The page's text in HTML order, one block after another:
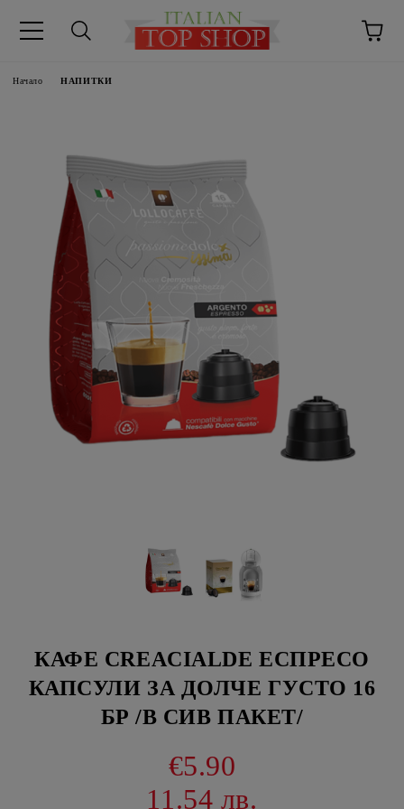
Начало НАПИТКИ
КАФЕ CREACIALDE ЕСПРЕСО
КАПСУЛИ ЗА ДОЛЧЕ ГУСТО 16
БР /В СИВ ПАКЕТ/
€5.90
11.54 лв.